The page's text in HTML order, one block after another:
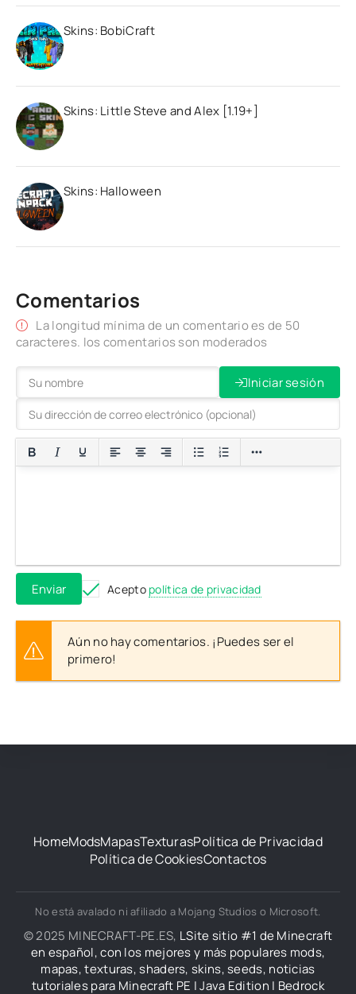
Skins: BobiCraft
Skins: Little Steve and Alex [1.19+]
Skins: Halloween
Comentarios
La longitud mínima de un comentario es de 50
caracteres. los comentarios son moderados
Iniciar sesión
Enviar Acepto política de privacidad
Aún no hay comentarios. ¡Puedes ser el
primero!
HomeModsMapasTexturasPolítica de Privacidad
Política de CookiesContactos
No está avalado ni afiliado a Mojang Studios o Microsoft.
© 2025 MINECRAFT-PE.ES, LSite sitio #1 de Minecraft
en español, con los mejores y más populares mods,
mapas, texturas, shaders, skins, seeds, noticias
tutoriales para Minecraft PE | Java Edition | Bedrock